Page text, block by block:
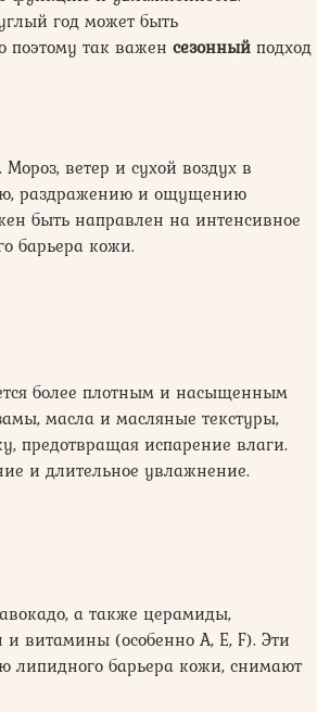
год может быть
так важен сезонный подход
ветер и сухой воздух в
раздражению и ощущению
быть направлен на интенсивное
барьера кожи.
более плотным и насыщенным
масла и масляные текстуры,
предотвращая испарение влаги.
и длительное увлажнение.
а также церамиды,
витамины (особенно А, Е, F). Эти
липидного барьера кожи, снимают